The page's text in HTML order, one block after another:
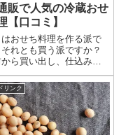
販で人気の冷蔵おせ
【口コミ】
おせち料理を作る派で
れとも買う派ですか？
ら買い出し、仕込み、
理をするおせち。最近
せち料理を購入するの
前になってきてます
。おせち料理は作る
派？＜作る派＞おせち
れる人は、そ...
リンク